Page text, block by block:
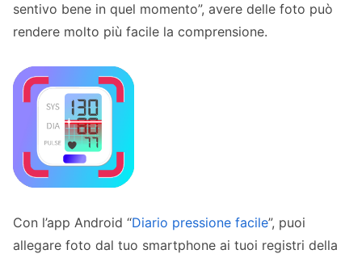
sentivo bene in quel momento”, avere delle foto può
rendere molto più facile la comprensione.
Con l’app Android “Diario pressione facile”, puoi
allegare foto dal tuo smartphone ai tuoi registri della